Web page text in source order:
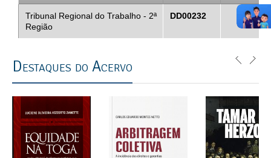
Tribunal Regional do Trabalho - 2ª
Região
DD00232
Destaques do Acervo